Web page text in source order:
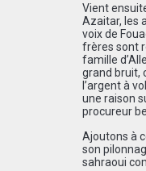
Vient
Azaitar, les
voix de
frères sont
famille
grand bruit,
l’argent à
une raison
procureur
Ajoutons à
son
sahraoui